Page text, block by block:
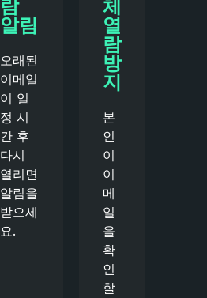
람
알림
오래된
이메일
이 일
정 시
간 후
다시
열리면
알림을
받으세
요.
체
열
람
방
지
본
인
이
이
메
일
을
확
인
할